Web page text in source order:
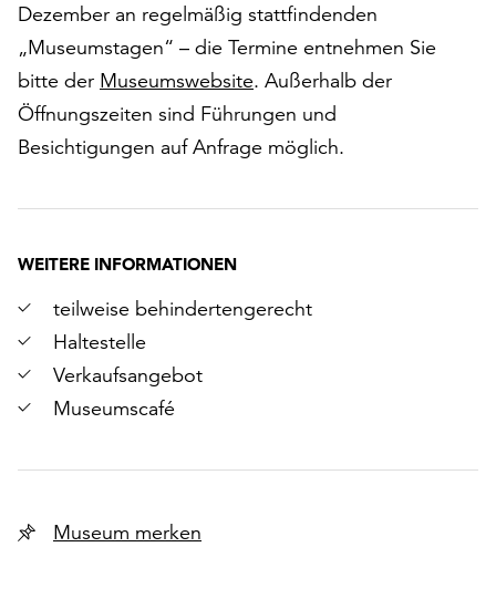
Dezember an regelmäßig stattfindenden
„Museumstagen“ – die Termine entnehmen Sie
bitte der Museumswebsite. Außerhalb der
Öffnungszeiten sind Führungen und
Besichtigungen auf Anfrage möglich.
WEITERE INFORMATIONEN
teilweise behindertengerecht
Haltestelle
Verkaufsangebot
Museumscafé
Museum merken